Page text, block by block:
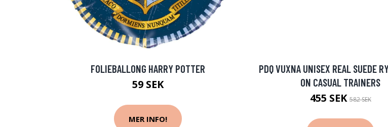
FOLIEBALLONG HARRY POTTER
59 SEK
MER INFO!
PDQ VUXNA UNISEX REAL SUEDE
ON CASUAL TRAINERS
455 SEK582 SEK